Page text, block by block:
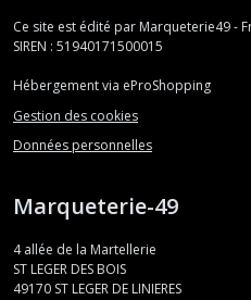
Ce site est édité par Marqueterie49 -
SIREN : 51940171500015
Hébergement via eProShopping
Gestion des cookies
Données personnelles
Marqueterie-49
4 allée de la Martellerie
ST LEGER DES BOIS
49170 ST LEGER DE LINIERES